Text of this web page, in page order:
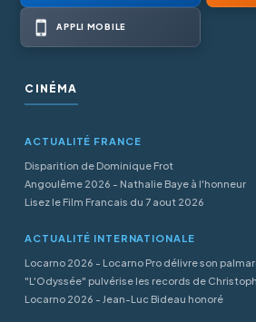
APPLI MOBILE
CINÉMA
ACTUALITÉ FRANCE
Disparition de Dominique Frot
Angoulême 2026 - Nathalie Baye à l'honneur
Lisez le Film Francais du 7 aout 2026
ACTUALITÉ INTERNATIONALE
Locarno 2026 - Locarno Pro délivre son
"L'Odyssée" pulvérise les records de
Locarno 2026 - Jean-Luc Bideau honoré